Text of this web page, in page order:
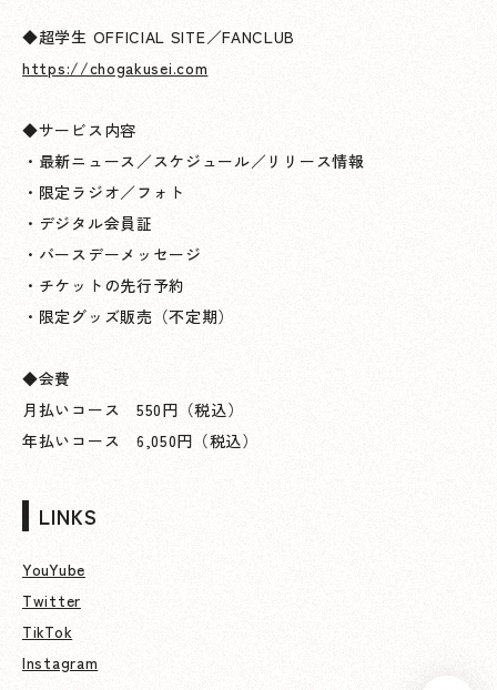
◆超学生 OFFICIAL SITE／FANCLUB
https://chogakusei.com
◆サービス内容
・最新ニュース／スケジュール／リリース情報
・限定ラジオ／フォト
・デジタル会員証
・バースデーメッセージ
・チケットの先行予約
・限定グッズ販売（不定期）
◆会費
月払いコース 550円（税込）
年払いコース 6,050円（税込）
LINKS
YouYube
Twitter
TikTok
Instagram